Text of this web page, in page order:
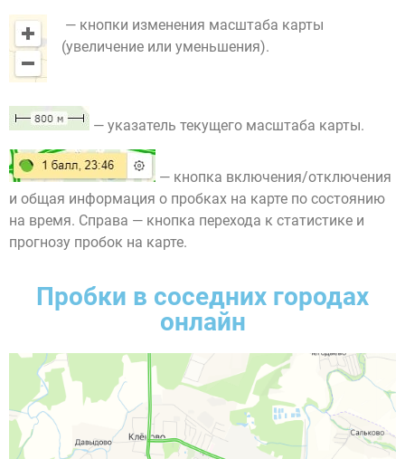
— кнопки изменения масштаба карты
(увеличение или уменьшения).
— указатель текущего масштаба карты.
— кнопка включения/отключения
и общая информация о пробках на карте по состоянию
на время. Справа — кнопка перехода к статистике и
прогнозу пробок на карте.
Пробки в соседних городах
онлайн